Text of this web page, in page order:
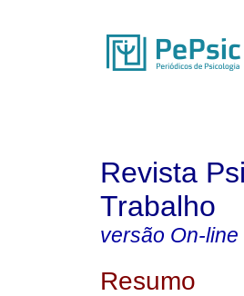
Revista
Trabalho
versão On-line
Resumo